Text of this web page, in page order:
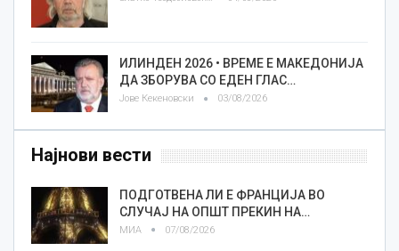
ИЛИНДЕН 2026 • ВРЕМЕ Е МАКЕДОНИЈА
ДА ЗБОРУВА СО ЕДЕН ГЛАС…
Јове Кекеновски 03/08/2026
Најнови вести
ПОДГОТВЕНА ЛИ Е ФРАНЦИЈА ВО
СЛУЧАЈ НА ОПШТ ПРЕКИН НА…
МИА 07/08/2026